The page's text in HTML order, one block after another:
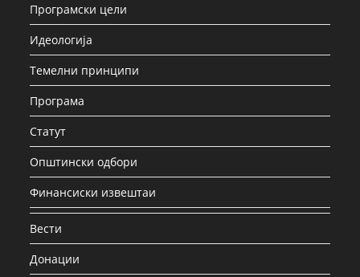
Програмски цели
Идеологија
Темелни принципи
Програма
Статут
Општински одбори
Финансиски извештаи
Вести
Донации